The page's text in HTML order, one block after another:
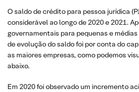
O saldo de crédito para pessoa jurídica
considerável ao longo de 2020 e 2021.
governamentais para pequenas e
de evolução do saldo foi por conta do
as maiores empresas, como podemos
abaixo.
Em 2020 foi observado um incremento